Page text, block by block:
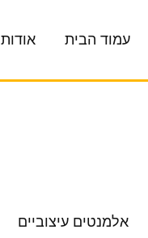
עמוד הבית אודות
אלמנטים עיצוביים